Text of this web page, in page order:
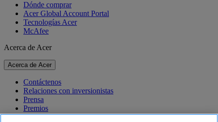
Dónde comprar
Acer Global Account Portal
Tecnologías Acer
McAfee
Acerca de Acer
Acerca de Acer
Contáctenos
Relaciones con inversionistas
Prensa
Premios
Eventos